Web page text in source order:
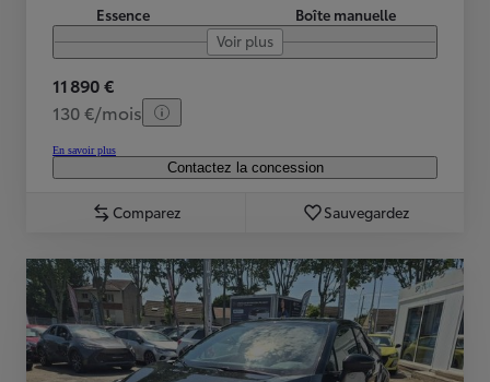
Essence
Boîte manuelle
Voir plus
11 890 €
130 €/mois
En savoir plus
Contactez la concession
Comparez Sauvegardez